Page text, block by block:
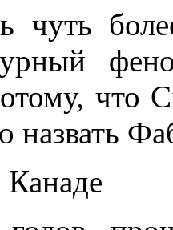
чуть
что
назвать